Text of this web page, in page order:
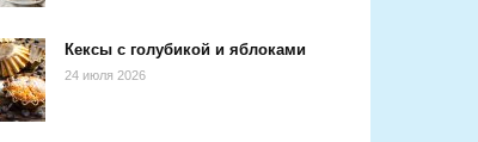
Кексы с голубикой и яблоками
24 июля 2026